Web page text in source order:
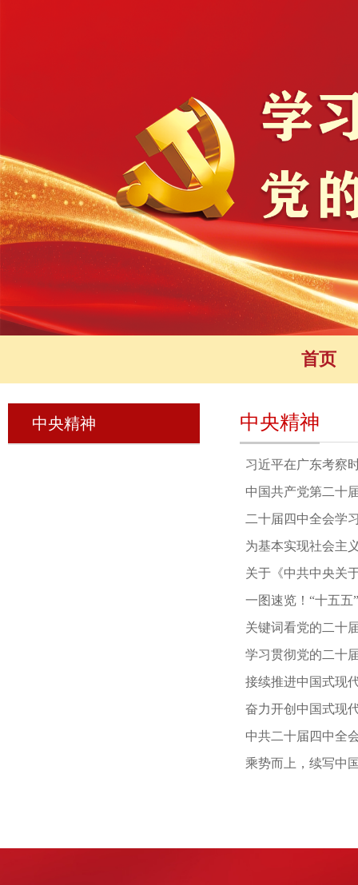
首页
中央精神 中央精神
习近平在广东考察
中国共产党第二十
二十届四中全会学
为基本实现社会主
关于《中共中央关
一图速览！“十五五
关键词看党的二十
学习贯彻党的二十
接续推进中国式现
奋力开创中国式现
中共二十届四中全
乘势而上，续写中